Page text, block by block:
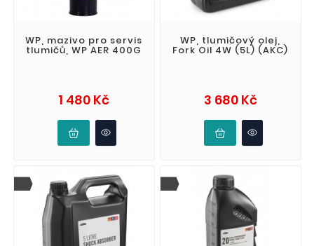
WP, mazivo pro servis
tlumičů, WP AER 400G
1 480 KčCena
WP, tlumičový olej,
Fork Oil 4W (5L) (AKC)
3 680 KčCena